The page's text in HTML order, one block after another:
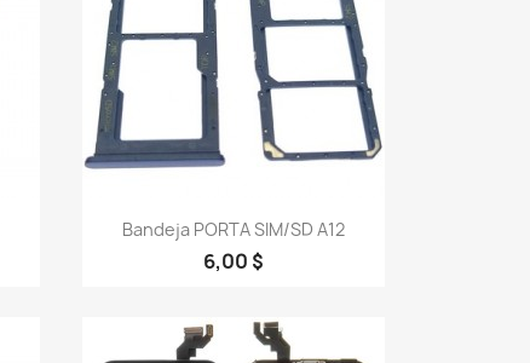
Vista rápida
Bandeja PORTA SIM/SD A12
6,00 $